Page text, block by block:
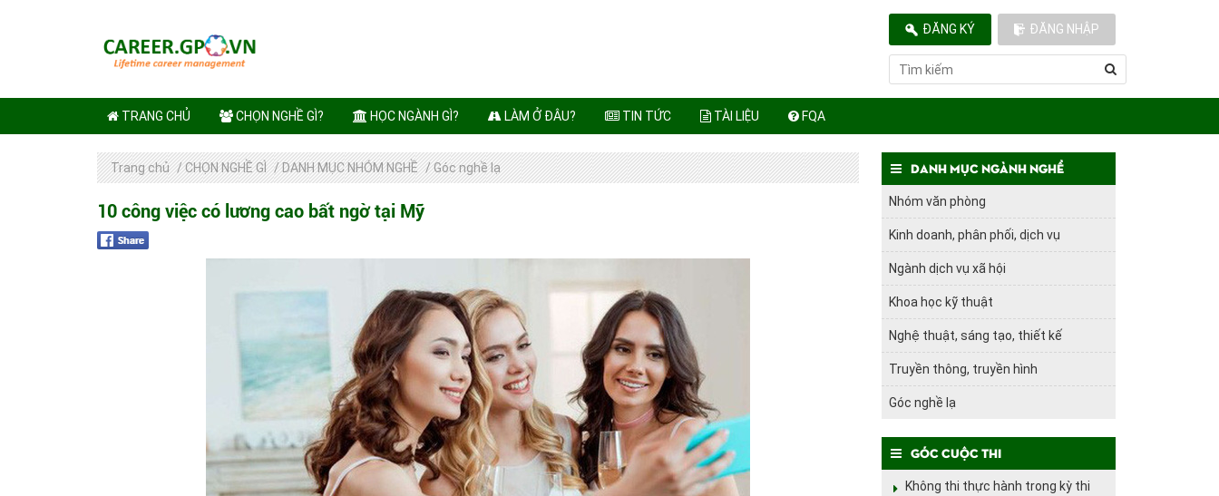
ĐĂNG KÝ ĐĂNG NHẬP
TRANG CHỦ CHỌN NGHỀ GÌ? HỌC NGÀNH GÌ? LÀM Ở ĐÂU? TIN TỨC TÀI LIỆU FQA
Trang chủ / CHỌN NGHỀ GÌ / DANH MỤC NHÓM NGHỀ / Góc nghề lạ
10 công việc có lương cao bất ngờ tại Mỹ
Danh mục ngành nghề
Nhóm văn phòng
Kinh doanh, phân phối, dịch vụ
Ngành dịch vụ xã hội
Khoa học kỹ thuật
Nghệ thuật, sáng tạo, thiết kế
Truyền thông, truyền hình
Góc nghề lạ
Góc cuộc thi
Không thi thực hành trong kỳ thi